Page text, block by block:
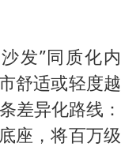
实干挑大梁
发”同质化内
舒适或轻度越
差异化路线：
座，将百万级